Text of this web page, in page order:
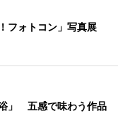
フォトコン」写真展
」 五感で味わう作品